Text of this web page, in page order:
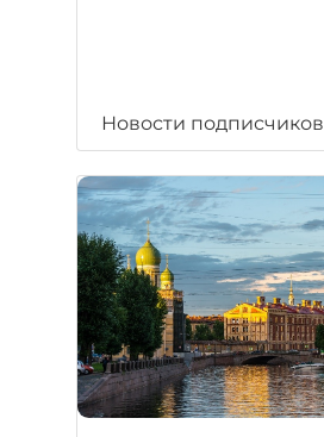
Новости подписчиков